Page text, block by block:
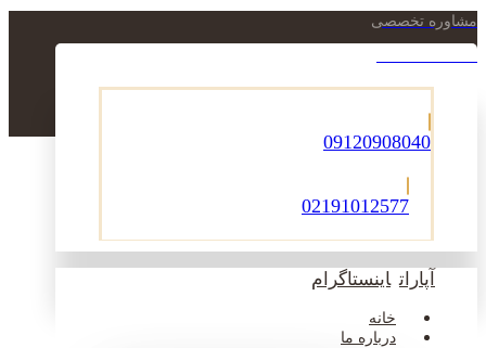
مشاوره تخصصی
09120908040
02191012577
آپارات اینستاگرام
خانه
درباره ما